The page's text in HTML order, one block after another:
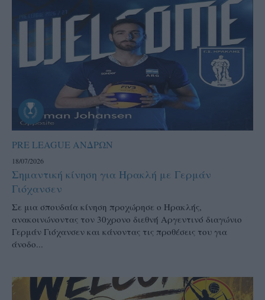
PRE LEAGUE ΑΝΔΡΩΝ
18/07/2026
Σημαντική κίνηση για Ηρακλή με Γερμάν
Γιόχανσεν
Σε μια σπουδαία κίνηση προχώρησε ο Ηρακλής,
ανακοινώνοντας τον 30χρονο διεθνή Αργεντινό διαγώνιο
Γερμάν Γιόχανσεν και κάνοντας τις προθέσεις του για
άνοδο...